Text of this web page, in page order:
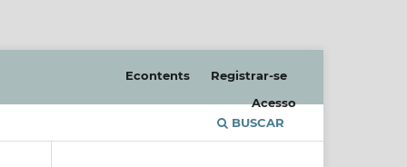
BUSCAR
Econtents
Registrar-se
Acesso